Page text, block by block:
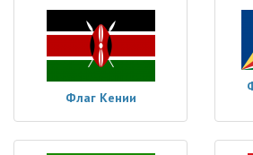
Флаг Кении